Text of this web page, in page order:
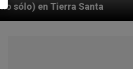
Sacerdotes